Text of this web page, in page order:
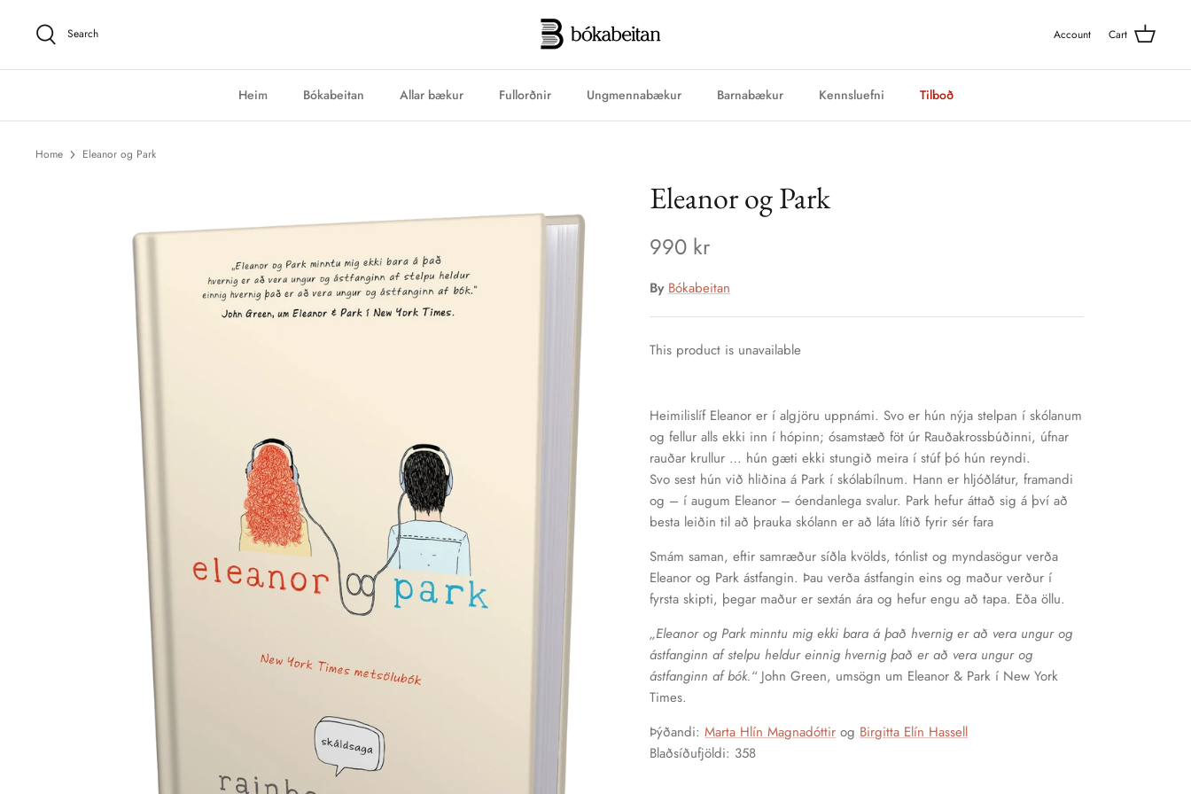
Search Account Cart
Heim Bókabeitan Allar bækur Fullorðnir Ungmennabækur Barnabækur Kennsluefni Tilboð
Home Eleanor og Park
Eleanor og Park
990 kr
By Bókabeitan
This product is unavailable
Heimilislíf Eleanor er í algjöru uppnámi. Svo er hún nýja stelpan í skólanum
og fellur alls ekki inn í hópinn; ósamstæð föt úr Rauðakrossbúðinni, úfnar
rauðar krullur … hún gæti ekki stungið meira í stúf þó hún reyndi.
Svo sest hún við hliðina á Park í skólabílnum. Hann er hljóðlátur, framandi
og – í augum Eleanor – óendanlega svalur. Park hefur áttað sig á því að
besta leiðin til að þrauka skólann er að láta lítið fyrir sér fara
Smám saman, eftir samræður síðla kvölds, tónlist og myndasögur verða
Eleanor og Park ástfangin. Þau verða ástfangin eins og maður verður í
fyrsta skipti, þegar maður er sextán ára og hefur engu að tapa. Eða öllu.
„Eleanor og Park minntu mig ekki bara á það hvernig er að vera ungur og
ástfanginn af stelpu heldur einnig hvernig það er að vera ungur og
ástfanginn af bók.“ John Green, umsögn um Eleanor & Park í New York
Times.
Þýðandi:Marta Hlín Magnadóttir og Birgitta Elín Hassell
Blaðsíðufjöldi: 358